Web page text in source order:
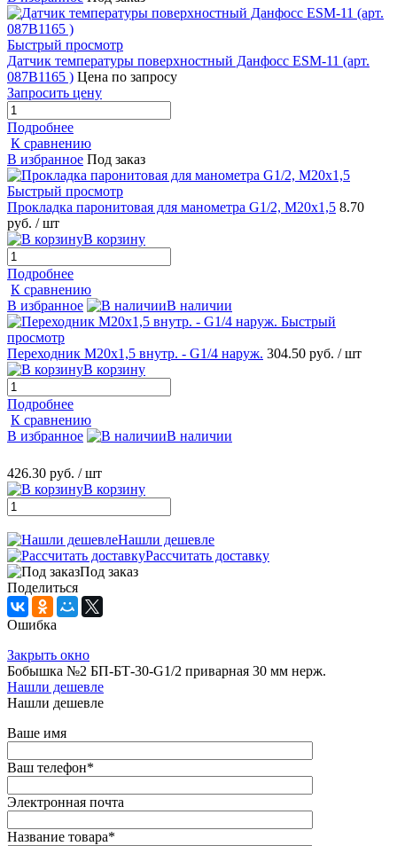
Быстрый просмотр
Датчик температуры поверхностный Данфосс ESM-11 (арт.
087B1165 ) Цена по запросу
Запросить цену
Подробнее
К сравнению
В избранное Под заказ
Быстрый просмотр
Прокладка паронитовая для манометра G1/2, М20х1,5 8.70
руб. / шт
В корзину
Подробнее
К сравнению
В избранное
В наличии
Быстрый
просмотр
Переходник М20х1,5 внутр. - G1/4 наруж. 304.50 руб. / шт
В корзину
Подробнее
К сравнению
В избранное
В наличии
426.30 руб. / шт
В корзину
Нашли дешевле
Рассчитать доставку
Под заказ
Поделиться
Ошибка
Закрыть окно
Бобышка №2 БП-БТ-30-G1/2 приварная 30 мм нерж.
Нашли дешевле
Нашли дешевле
Ваше имя
Ваш телефон*
Электронная почта
Название товара*